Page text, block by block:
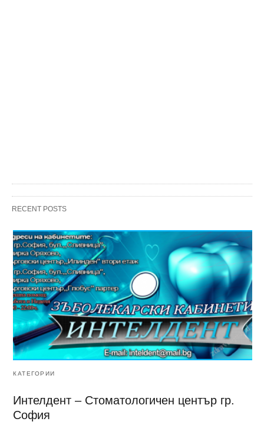
RECENT POSTS
КАТЕГОРИИ
Интелдент – Стоматологичен център гр.
София